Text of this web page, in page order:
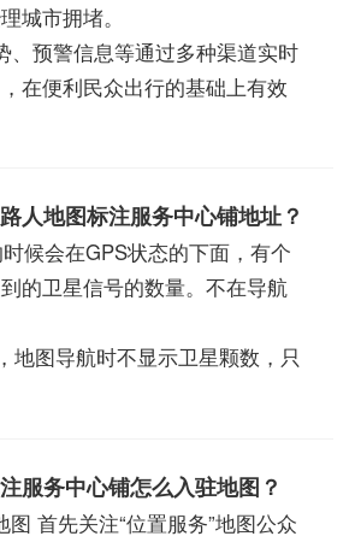
城市拥堵。
、预警信息等通过多种渠道实时
在便利民众出行的基础上有效
人地图标注服务中心铺地址？
候会在GPS状态的下面，有个
的卫星信号的数量。不在导航
地图导航时不显示卫星颗数，只
服务中心铺怎么入驻地图？
图 首先关注“位置服务”地图公众